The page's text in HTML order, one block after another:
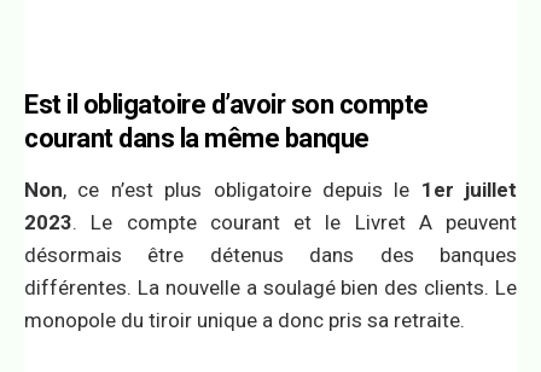
Est il obligatoire d’avoir son compte
courant dans la même banque
Non, ce n’est plus obligatoire depuis le 1er juillet
2023. Le compte courant et le Livret A peuvent
désormais être détenus dans des banques
différentes. La nouvelle a soulagé bien des clients. Le
monopole du tiroir unique a donc pris sa retraite.